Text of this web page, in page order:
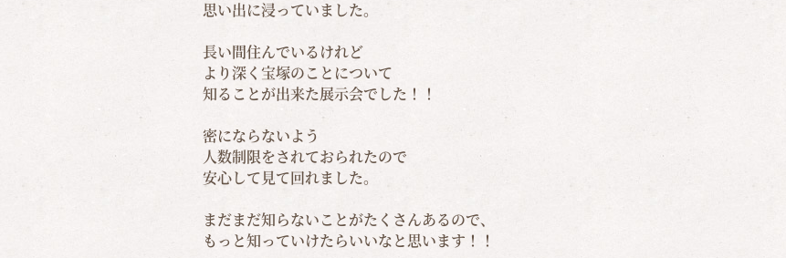
思い出に浸っていました。
長い間住んでいるけれど
より深く宝塚のことについて
知ることが出来た展示会でした！！
密にならないよう
人数制限をされておられたので
安心して見て回れました。
まだまだ知らないことがたくさんあるので、
もっと知っていけたらいいなと思います！！